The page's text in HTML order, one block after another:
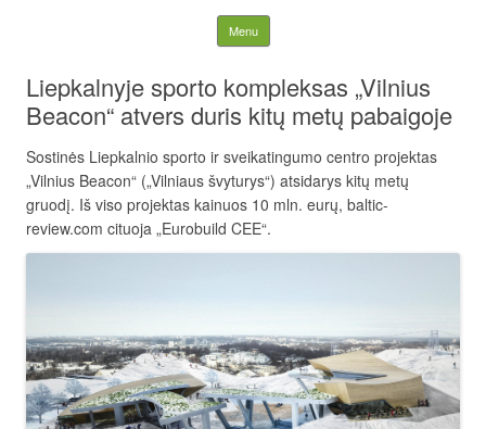
Lietuvos nacionalinė
slidinėjimo asociacija
Menu Skip to content
Liepkalnyje sporto kompleksas „Vilnius
Beacon“ atvers duris kitų metų pabaigoje
Sostinės Liepkalnio sporto ir sveikatingumo centro projektas
„Vilnius Beacon“ („Vilniaus švyturys“) atsidarys kitų metų
gruodį. Iš viso projektas kainuos 10 mln. eurų, baltic-
review.com cituoja „Eurobuild CEE“.